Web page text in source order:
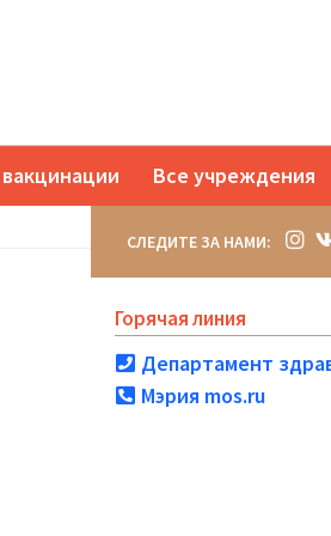
Все учреждения
СЛЕДИТЕ ЗА НАМИ:
Горячая линия
Департамент
Мэрия mos.ru